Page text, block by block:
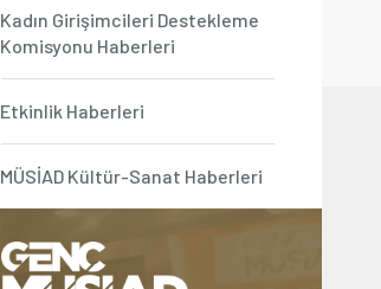
Kadın Girişimcileri Destekleme
Komisyonu Haberleri
Etkinlik Haberleri
MÜSİAD Kültür-Sanat Haberleri